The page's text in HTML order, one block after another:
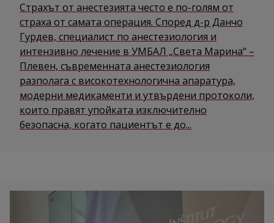
Страхът от анестезията често е по-голям от
страха от самата операция. Според д-р Данчо
Гурдев, специалист по анестезиология и
интензивно лечение в УМБАЛ „Света Марина“ –
Плевен, съвременната анестезиология
разполага с високотехнологична апаратура,
модерни медикаменти и утвърдени протоколи,
които правят упойката изключително
безопасна, когато пациентът е до...